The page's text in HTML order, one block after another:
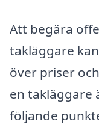
Att begära
takläggare
över priser
en takläggare
följande